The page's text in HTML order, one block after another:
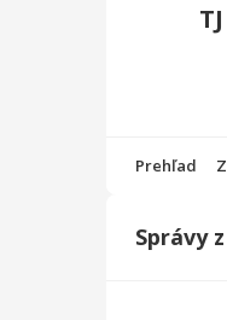
Prehľad
Správy